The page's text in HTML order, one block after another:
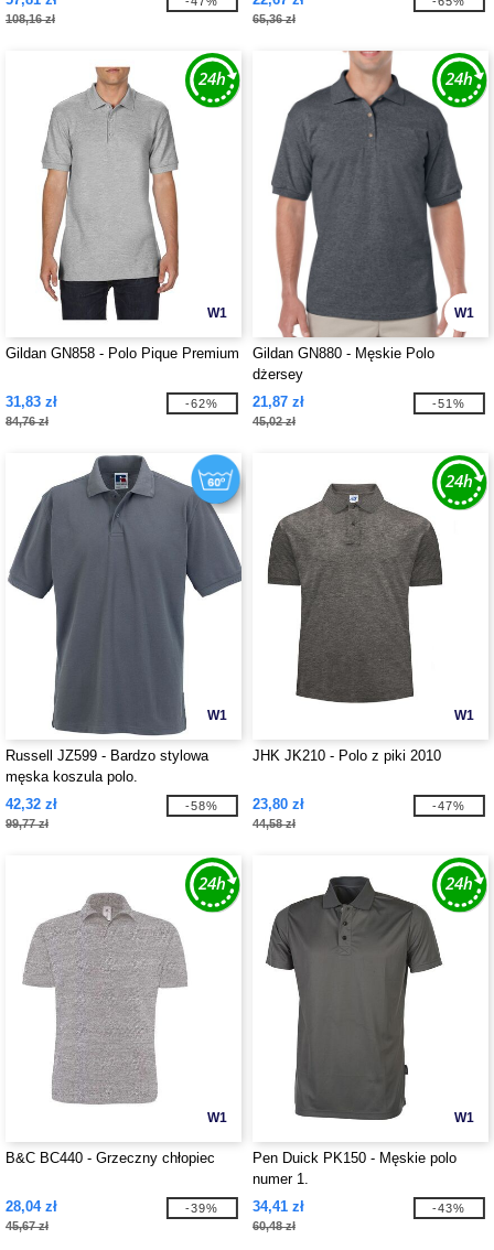
108,16 zł 65,36 zł
W1
Gildan GN858 - Polo Pique Premium
31,83 zł
84,76 zł
-62%
W1
Gildan GN880 - Męskie Polo
dżersey
21,87 zł
45,02 zł
-51%
W1
Russell JZ599 - Bardzo stylowa
męska koszula polo.
42,32 zł
99,77 zł
-58%
W1
JHK JK210 - Polo z piki 2010
23,80 zł
44,58 zł
-47%
W1
B&C BC440 - Grzeczny chłopiec
28,04 zł
45,67 zł
-39%
W1
Pen Duick PK150 - Męskie polo
numer 1.
34,41 zł
60,48 zł
-43%